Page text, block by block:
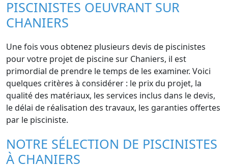
PISCINISTES OEUVRANT SUR
CHANIERS
Une fois vous obtenez plusieurs devis de piscinistes
pour votre projet de piscine sur Chaniers, il est
primordial de prendre le temps de les examiner. Voici
quelques critères à considérer : le prix du projet, la
qualité des matériaux, les services inclus dans le devis,
le délai de réalisation des travaux, les garanties offertes
par le pisciniste.
NOTRE SÉLECTION DE PISCINISTES
À CHANIERS